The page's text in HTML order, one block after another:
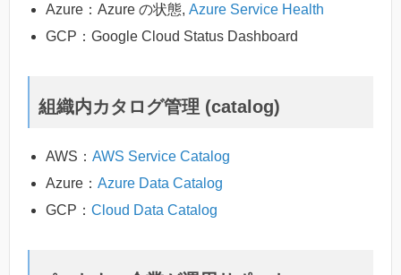
Azure：Azure の状態, Azure Service Health
GCP：Google Cloud Status Dashboard
組織内カタログ管理 (catalog)
AWS： AWS Service Catalog
Azure： Azure Data Catalog
GCP： Cloud Data Catalog